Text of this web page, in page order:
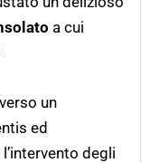
a cui
un
ed
degli